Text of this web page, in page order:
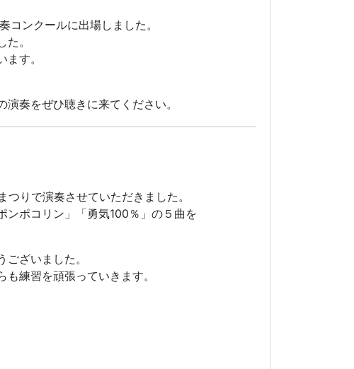
コンクールに出場しました。
。
す。
奏をぜひ聴きに来てください。
りで演奏させていただきました。
ンポコリン」「勇気100％」の５曲を
ざいました。
練習を頑張っていきます。